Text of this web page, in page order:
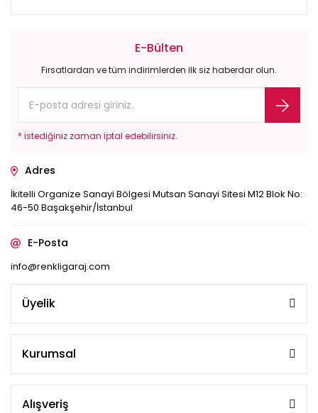
E-Bülten
Fırsatlardan ve tüm indirimlerden ilk siz haberdar olun.
* istediğiniz zaman iptal edebilirsiniz.
Adres
İkitelli Organize Sanayi Bölgesi Mutsan Sanayi Sitesi M12 Blok No:
46-50 Başakşehir/İstanbul
E-Posta
info@renkligaraj.com
Üyelik
Kurumsal
Alışveriş